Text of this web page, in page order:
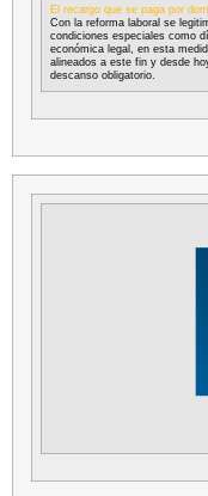
El recargo que se paga por
Con la reforma laboral se
condiciones especiales como
económica legal, en esta
alineados a este fin y desde
descanso obligatorio.